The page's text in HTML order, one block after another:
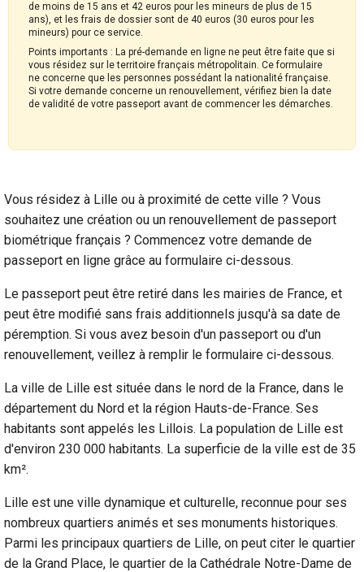
de moins de 15 ans et 42 euros pour les mineurs de plus de 15
ans), et les frais de dossier sont de 40 euros (30 euros pour les
mineurs) pour ce service.
Points importants : La pré-demande en ligne ne peut être faite que si
vous résidez sur le territoire français métropolitain. Ce formulaire
ne concerne que les personnes possédant la nationalité française.
Si votre demande concerne un renouvellement, vérifiez bien la date
de validité de votre passeport avant de commencer les démarches.
Vous résidez à Lille ou à proximité de cette ville ? Vous
souhaitez une création ou un renouvellement de passeport
biométrique français ? Commencez votre demande de
passeport en ligne grâce au formulaire ci-dessous.
Le passeport peut être retiré dans les mairies de France, et
peut être modifié sans frais additionnels jusqu'à sa date de
péremption. Si vous avez besoin d'un passeport ou d'un
renouvellement, veillez à remplir le formulaire ci-dessous.
La ville de Lille est située dans le nord de la France, dans le
département du Nord et la région Hauts-de-France. Ses
habitants sont appelés les Lillois. La population de Lille est
d'environ 230 000 habitants. La superficie de la ville est de 35
km².
Lille est une ville dynamique et culturelle, reconnue pour ses
nombreux quartiers animés et ses monuments historiques.
Parmi les principaux quartiers de Lille, on peut citer le quartier
de la Grand Place, le quartier de la Cathédrale Notre-Dame de